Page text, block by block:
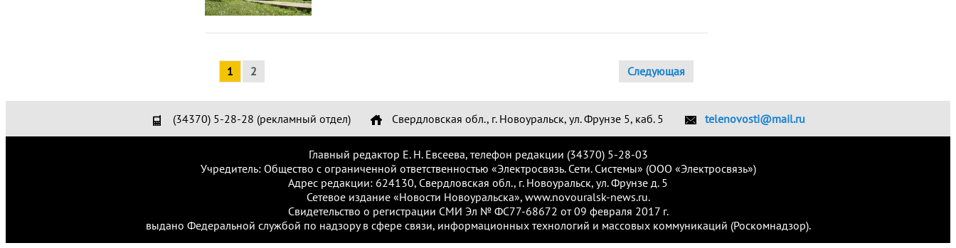
1 2 Следующая
(34370) 5-28-28 (рекламный отдел) Свердловская обл., г. Новоуральск, ул. Фрунзе 5, каб. 5 telenovosti@mail.ru
Главный редактор Е. Н. Евсеева, телефон редакции (34370) 5-28-03
Учредитель: Общество с ограниченной ответственностью «Электросвязь. Сети. Системы» (ООО «Электросвязь»)
Адрес редакции: 624130, Свердловская обл., г. Новоуральск, ул. Фрунзе д. 5
Сетевое издание «Новости Новоуральска», www.novouralsk-news.ru.
Свидетельство о регистрации СМИ Эл № ФС77-68672 от 09 февраля 2017 г.
выдано Федеральной службой по надзору в сфере связи, информационных технологий и массовых коммуникаций (Роскомнадзор).